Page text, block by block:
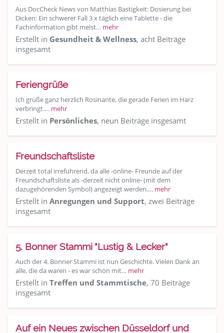
Aus DocCheck News von Matthias Bastigkeit: Dosierung bei
Dicken: Ein schwerer Fall 3 x täglich eine Tablette - die
Fachinformation gibt meist… mehr
Erstellt in Gesundheit & Wellness, acht Beiträge
insgesamt
Feriengrüße
Ich grüße ganz herzlich Rosinante, die gerade Ferien im Harz
verbringt.… mehr
Erstellt in Persönliches, neun Beiträge insgesamt
Freundschaftsliste
Derzeit total irreführend, da alle -online- Freunde auf der
Freundschaftsliste als -derzeit nicht online- (mit dem
dazugehörenden Symbol) angezeigt werden.… mehr
Erstellt in Anregungen und Support, zwei Beiträge
insgesamt
5. Bonner Stammi "Lustig & Lecker"
Auch der 4. Bonner Stammi ist nun Geschichte. Vielen Dank an
alle, die da waren - es war schön mit… mehr
Erstellt in Treffen und Stammtische, 70 Beiträge
insgesamt
Auf ein Neues zwischen Düsseldorf und